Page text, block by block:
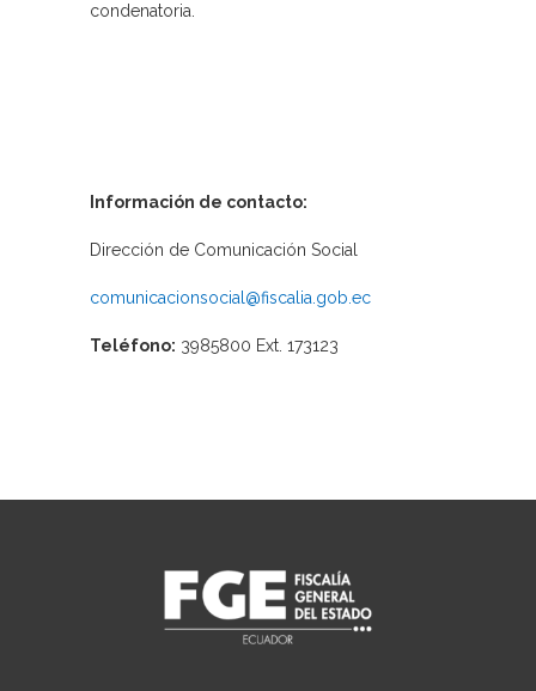
condenatoria.
Información de contacto:
Dirección de Comunicación Social
comunicacionsocial@fiscalia.gob.ec
Teléfono: 3985800 Ext. 173123